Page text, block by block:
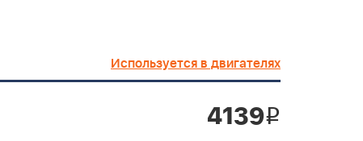
Используется в двигателях
4139i